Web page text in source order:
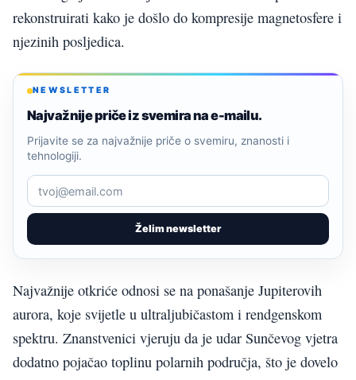
rekonstruirati kako je došlo do kompresije magnetosfere i
njezinih posljedica.
NEWSLETTER
Najvažnije priče iz svemira na e-mailu.
Želim newsletter
Prijavite se za najvažnije priče o svemiru, znanosti i
tehnologiji.
Najvažnije otkriće odnosi se na ponašanje Jupiterovih
aurora, koje svijetle u ultraljubičastom i rendgenskom
spektru. Znanstvenici vjeruju da je udar Sunčevog vjetra
dodatno pojačao toplinu polarnih područja, što je dovelo